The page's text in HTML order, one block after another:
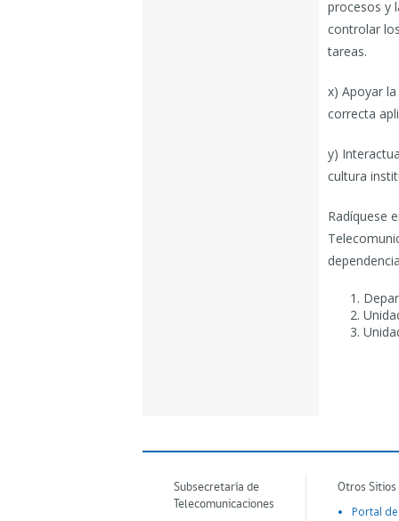
procesos y
controlar
tareas.
x) Apoyar
correcta
y)
cultura
Radíquese
Subsecretaría de
Telecomunicaciones
Otros
Portal